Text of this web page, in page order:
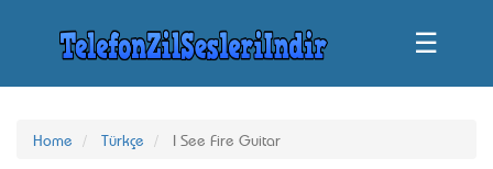
☰
Home Türkçe I See Fire Guitar